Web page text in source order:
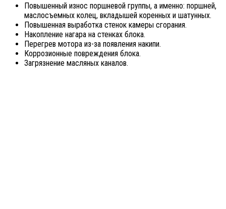
Повышенный износ поршневой группы, а именно: поршней,
маслосъемных колец, вкладышей коренных и шатунных.
Повышенная выработка стенок камеры сгорания.
Накопление нагара на стенках блока.
Перегрев мотора из-за появления накипи.
Коррозионные повреждения блока.
Загрязнение масляных каналов.